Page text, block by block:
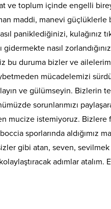
ve toplum içinde engelli
maddi, manevi
paniklediğinizi, kulağınız
gidermekte nasıl
bu duruma bizler ve
mücadelemizi
ve gülümseyin. Bizlerin
sorunlarımızı
mucize istemiyoruz.
sporlarında aldığımız
gibi atan, seven,
adımlar